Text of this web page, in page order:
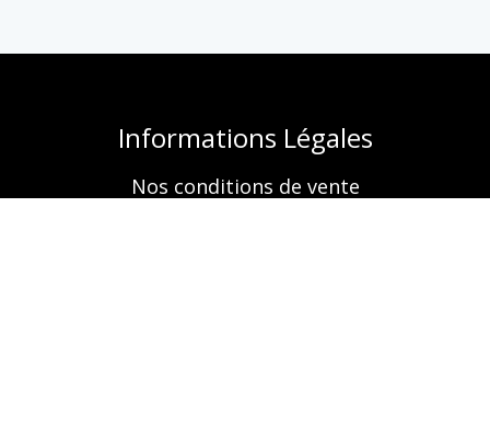
Informations Légales
Nos conditions de vente